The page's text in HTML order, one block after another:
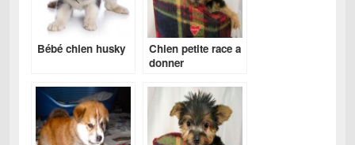
Bébé chien husky
Chien petite race a
donner